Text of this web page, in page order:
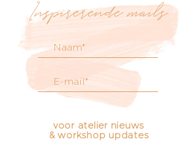
Inspirerende mails
voor atelier nieuws
& workshop updates